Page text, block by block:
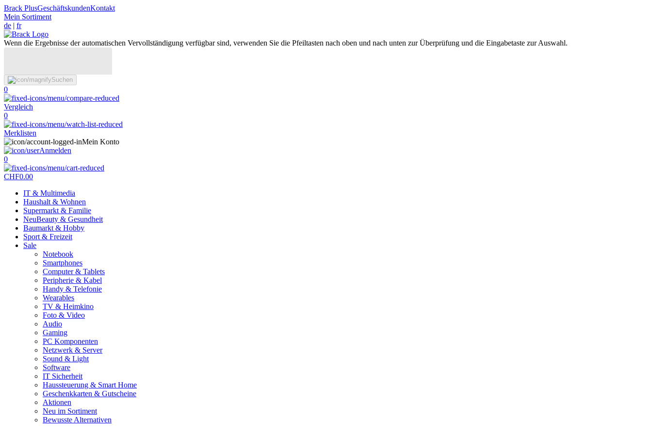
Brack PlusGeschäftskundenKontakt
Mein Sortiment
de | fr
Wenn die Ergebnisse der automatischen Vervollständigung verfügbar sind, verwenden Sie die Pfeiltasten nach oben und nach unten zur Überprüfung und die Eingabetaste zur Auswahl.
Suchen
0
Vergleich
0
Merklisten
Mein Konto
Anmelden
0
CHF0.00
IT & Multimedia
Haushalt & Wohnen
Supermarkt & Familie
NeuBeauty & Gesundheit
Baumarkt & Hobby
Sport & Freizeit
Sale
Notebook
Smartphones
Computer & Tablets
Peripherie & Kabel
Handy & Telefonie
Wearables
TV & Heimkino
Foto & Video
Audio
Gaming
PC Komponenten
Netzwerk & Server
Sound & Light
Software
IT Sicherheit
Haussteuerung & Smart Home
Geschenkkarten & Gutscheine
Aktionen
Neu im Sortiment
Bewusste Alternativen